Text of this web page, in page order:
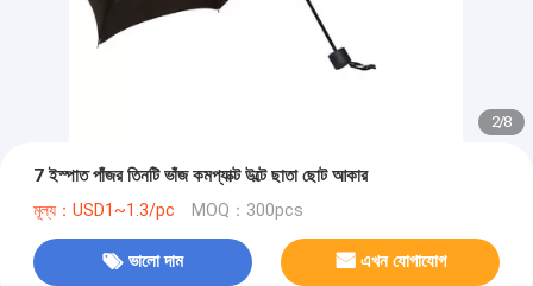
2/8
7 ইস্পাত পাঁজর তিনটি ভাঁজ কমপ্যাক্ট উল্টে ছাতা ছোট আকার
মূল্য：USD1~1.3/pc MOQ：300pcs
ভালো দাম এখন যোগাযোগ